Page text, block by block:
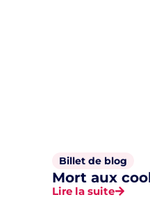
Billet de blog
Mort aux
Lire la suite